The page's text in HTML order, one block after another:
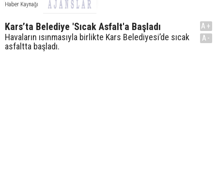
Haber Kaynağı
Kars’ta Belediye 'Sıcak Asfalt'a Başladı
Havaların ısınmasıyla birlikte Kars Belediyesi’de sıcak
asfaltta başladı.
A+
A-